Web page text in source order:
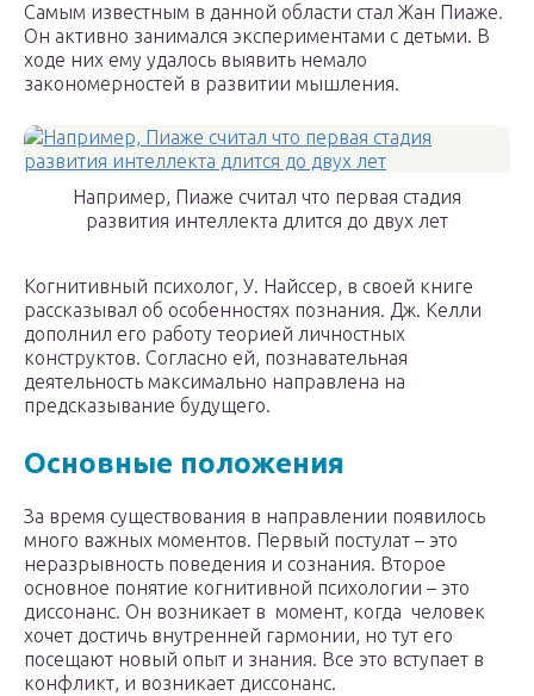
Самым известным в данной области стал Жан Пиаже.
Он активно занимался экспериментами с детьми. В
ходе них ему удалось выявить немало
закономерностей в развитии мышления.
Например, Пиаже считал что первая стадия
развития интеллекта длится до двух лет
Когнитивный психолог, У. Найссер, в своей книге
рассказывал об особенностях познания. Дж. Келли
дополнил его работу теорией личностных
конструктов. Согласно ей, познавательная
деятельность максимально направлена на
предсказывание будущего.
Основные положения
За время существования в направлении появилось
много важных моментов. Первый постулат – это
неразрывность поведения и сознания. Второе
основное понятие когнитивной психологии – это
диссонанс. Он возникает в момент, когда человек
хочет достичь внутренней гармонии, но тут его
посещают новый опыт и знания. Все это вступает в
конфликт, и возникает диссонанс.